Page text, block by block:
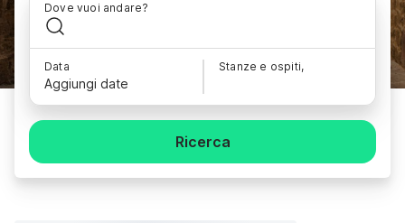
Dove vuoi andare?
Data
Aggiungi date
Stanze e ospiti,
Ricerca